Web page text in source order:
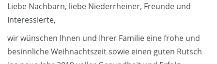
Liebe Nachbarn, liebe Niederrheiner, Freunde und
Interessierte,
wir wünschen Ihnen und Ihrer Familie eine frohe und
besinnliche Weihnachtszeit sowie einen guten Rutsch